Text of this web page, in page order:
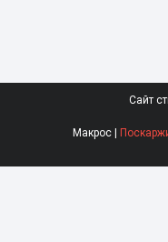
Сайт
Макрос |